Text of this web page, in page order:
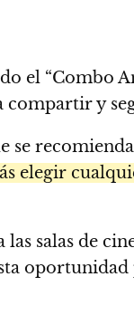
el “Combo
compartir y
elegir
salas de